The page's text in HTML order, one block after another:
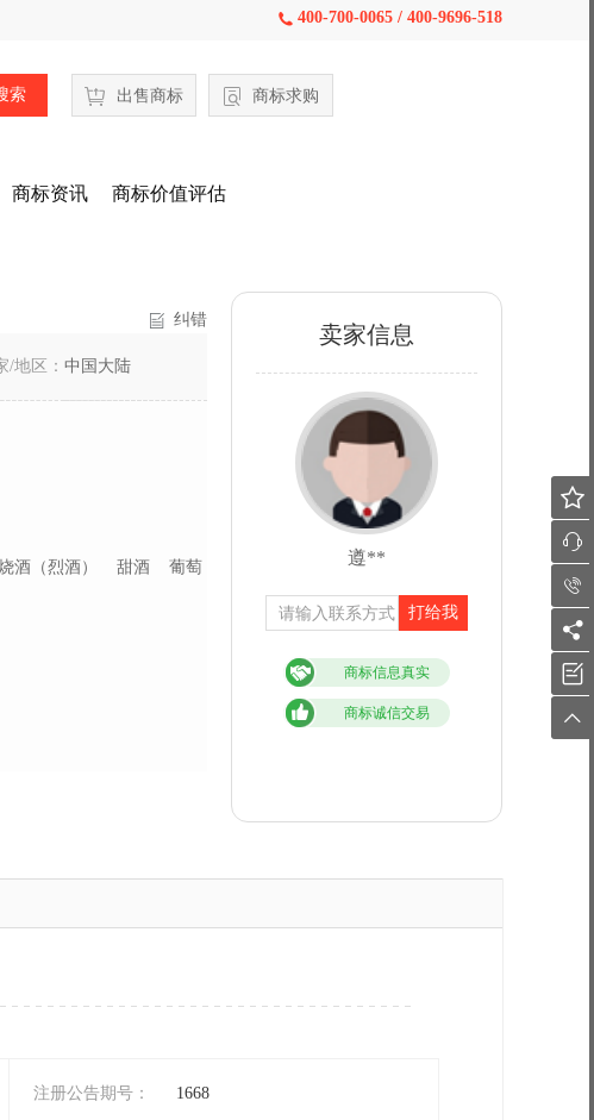
 400-700-0065 / 400-9696-518
索 出售商标 商标求购
商标资讯 商标价值评估
纠错
/地区： 中国大陆
酒（烈酒） 甜酒
葡萄
卖家信息
遵**
打给我
商标信息真实
商标诚信交易
注册公告期号： 1668





